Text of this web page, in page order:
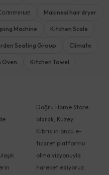
Makinesi hair dryer
Machine Kitchen Scale
Seating Group Climate
Oven Kitchen Towel
Doğru Home Store
olarak, Kuzey
Kıbrıs'ın öncü e-
ticaret platformu
olma vizyonuyla
hareket ediyoruz.